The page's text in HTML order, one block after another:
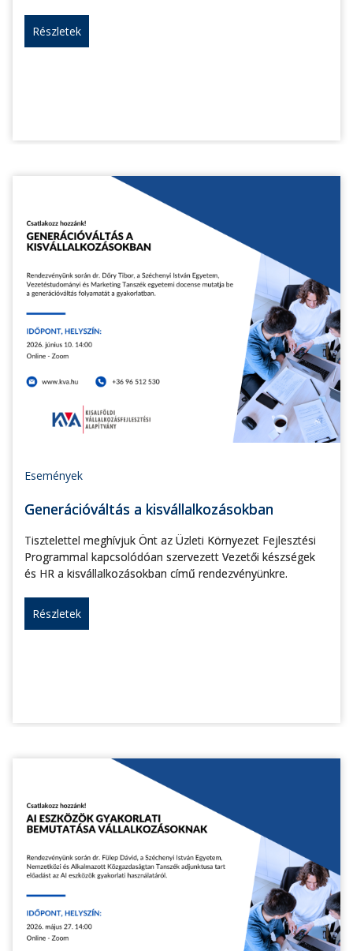
Részletek
Események
Generációváltás a kisvállalkozásokban
Tisztelettel meghívjuk Önt az Üzleti Környezet Fejlesztési
Programmal kapcsolódóan szervezett Vezetői készségek
és HR a kisvállalkozásokban című rendezvényünkre.
Részletek